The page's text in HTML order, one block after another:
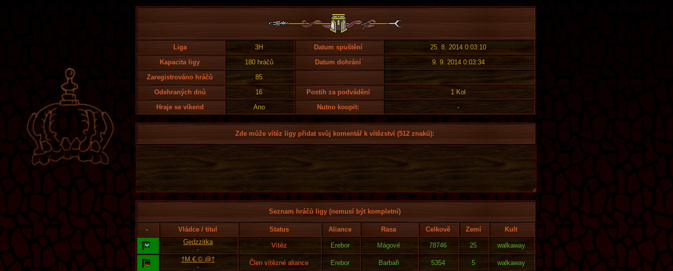
Liga 3H Datum spuštění
25. 8. 2014 0:03:10
Kapacita ligy
180 hráčů Datum dohrání
9. 9. 2014 0:03:34
Zaregistrováno hráčů
85
Odehraných dnů
16 Postih za podvádění
1 Kol
Hraje se víkend
Ano Nutno koupit: -
Zde může vítěz ligy přidat svůj komentář k vítězství (512 znaků):
Seznam hráčů ligy (nemusí být kompletní)
- Vládce / titul Status Aliance Rasa Celkově Zemí
Kult
Gedzzitka
-
Vítěz Erebor Mágové 78746 25
walkaway
†M.€.©.@†
-
Člen vítězné aliance Erebor Barbaři 5354 5
walkaway